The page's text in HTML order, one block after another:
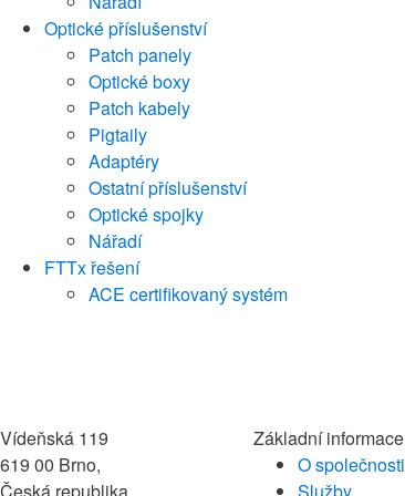
Optické příslušenství
Patch panely
Optické boxy
Patch kabely
Pigtaily
Adaptéry
Ostatní příslušenství
Optické spojky
Nářadí
FTTx řešení
ACE certifikovaný systém
Vídeňská 119
619 00 Brno,
Základní informace
O společnosti